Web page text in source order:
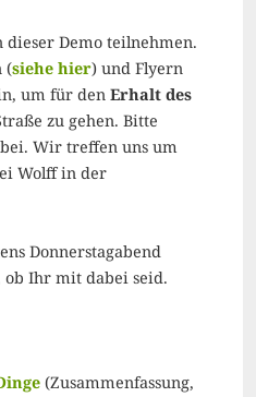
Demo teilnehmen.
(siehe hier) und Flyern
um für den Erhalt des
zu gehen. Bitte
Wir treffen uns um
Wolff in der
Donnerstagabend
ob Ihr mit dabei seid.
(Zusammenfassung,